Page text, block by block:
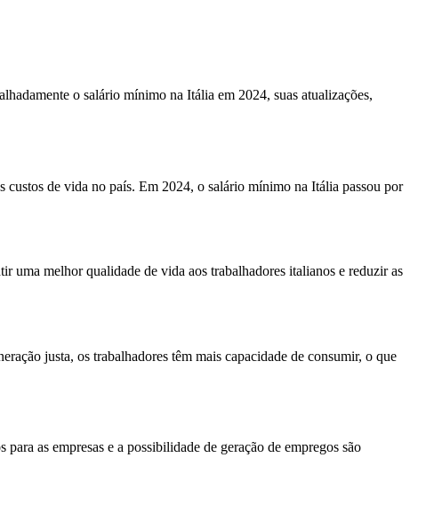
o salário mínimo na Itália em 2024, suas atualizações,
de vida no país. Em 2024, o salário mínimo na Itália passou por
uma melhor qualidade de vida aos trabalhadores italianos e reduzir as
justa, os trabalhadores têm mais capacidade de consumir, o que
as empresas e a possibilidade de geração de empregos são